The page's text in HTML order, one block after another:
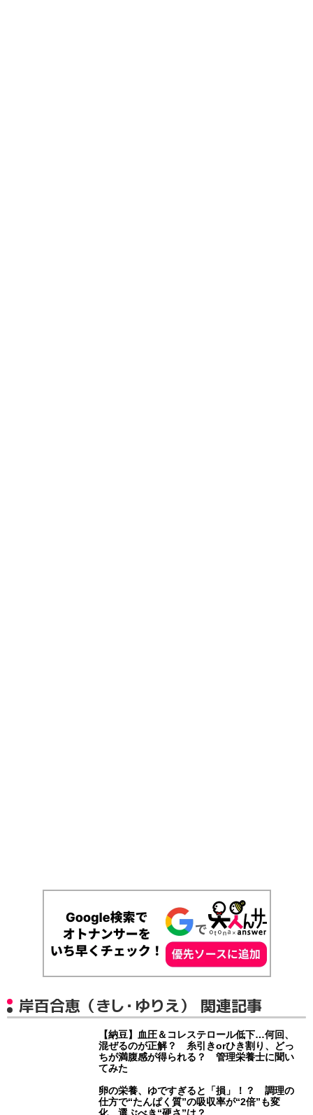
岸百合恵（きし・ゆりえ） 関連記事
【納豆】血圧＆コレステロール低下…何回、
混ぜるのが正解？ 糸引きorひき割り、どっ
ちが満腹感が得られる？ 管理栄養士に聞い
てみた
卵の栄養、ゆですぎると「損」！？ 調理の
仕方で“たんぱく質”の吸収率が“2倍”も変